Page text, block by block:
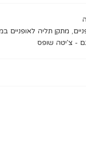
, מתקן תליה לאופניים
- צ'יטה שופס